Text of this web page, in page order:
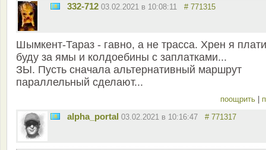
332-712 03.02.2021 в 10:08:11 # 771315
Шымкент-Тараз - гавно, а не трасса. Хрен я
буду за ямы и колдоебины с заплатками...
ЗЫ. Пусть сначала альтернативный маршрут
параллельный сделают...
поощрить |
alpha_portal 03.02.2021 в 10:16:47 # 771317